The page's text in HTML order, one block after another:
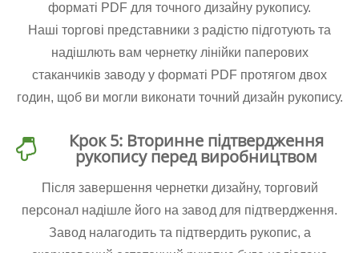
форматі PDF для точного дизайну рукопису.
Наші торгові представники з радістю підготують та
надішлють вам чернетку лінійки паперових
стаканчиків заводу у форматі PDF протягом двох
годин, щоб ви могли виконати точний дизайн рукопису.
Крок 5: Вторинне підтвердження
рукопису перед виробництвом
Після завершення чернетки дизайну, торговий
персонал надішле його на завод для підтвердження.
Завод налагодить та підтвердить рукопис, а